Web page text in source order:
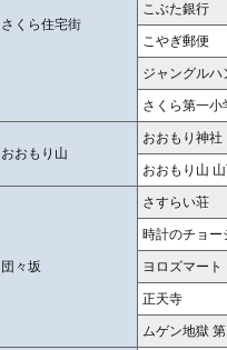
さくら住宅街
こぶた銀行
こやぎ郵便
ジャングルハ
さくら第一小
おおもり山
おおもり神社
おおもり山
団々坂
さすらい荘
時計のチョー
ヨロズマート
正天寺
ムゲン地獄